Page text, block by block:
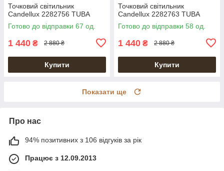
Точковий світильник
Candellux 2282756 TUBA
Готово до відправки 67 од.
1 440 ₴ 2 880 ₴
Купити
Точковий світильник
Candellux 2282763 TUBA
Готово до відправки 58 од.
1 440 ₴ 2 880 ₴
Купити
Показати ще
Про нас
94% позитивних з 106 відгуків за рік
Працює з 12.09.2013